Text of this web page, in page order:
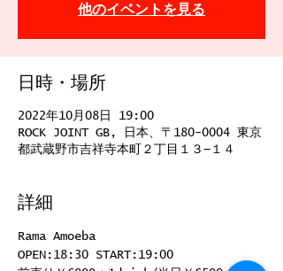
他のイベントを見る
日時・場所
2022年10月08日 19:00
ROCK JOINT GB, 日本、〒180-0004 東京
都武蔵野市吉祥寺本町２丁目１３−１４
詳細
Rama Amoeba
OPEN:18:30 START:19:00